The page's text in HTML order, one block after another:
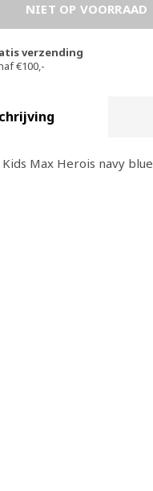
NIET OP VOORRAAD
verzending
€100,-
Max Herois navy blue